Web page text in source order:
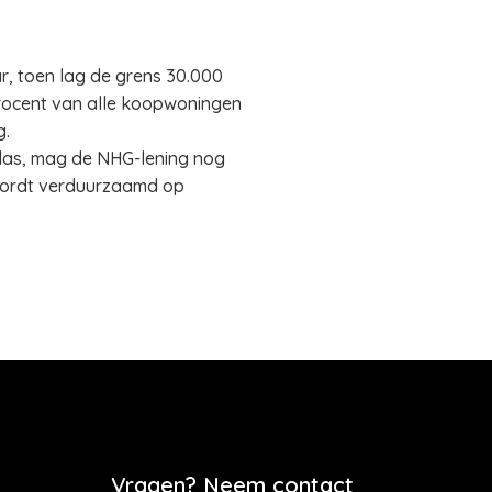
toen lag de grens 30.000
van alle koopwoningen
mag de NHG-lening nog
verduurzaamd op
Vragen? Neem contact